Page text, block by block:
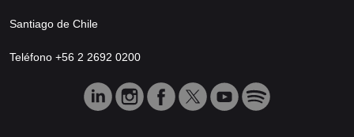
Santiago de Chile
Teléfono +56 2 2692 0200